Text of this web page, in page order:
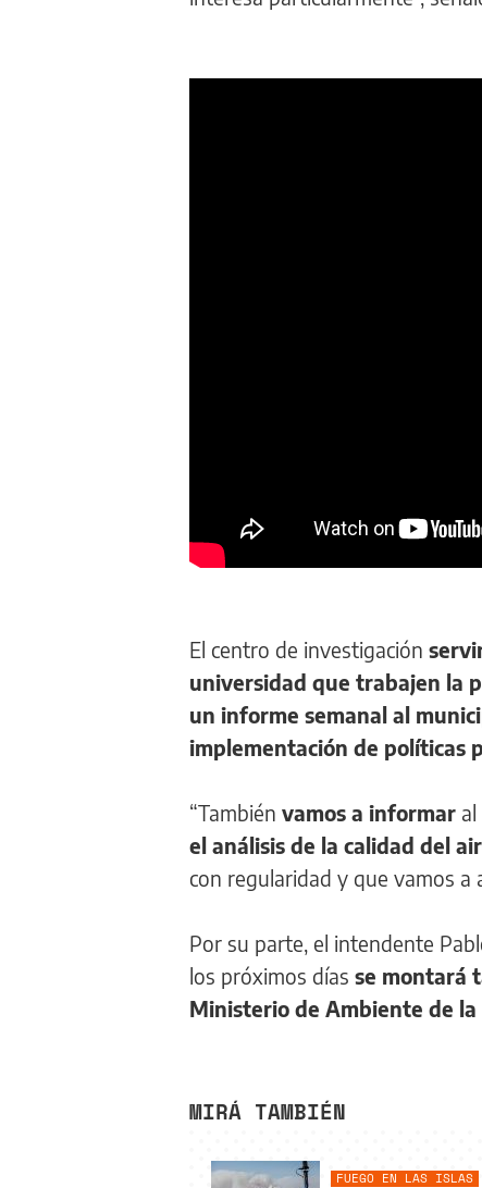
El centro de investigación
universidad que trabajen la
un informe semanal al
implementación de políticas
“También vamos a informar
el análisis de la calidad del
con regularidad y que vamos a
Por su parte, el intendente
los próximos días se montará
Ministerio de Ambiente de la
MIRÁ TAMBIÉN
FUEGO EN LAS ISLAS